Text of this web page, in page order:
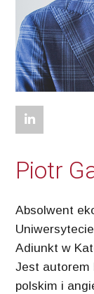
Piotr
Absolwent
Adiunkt w
Jest autorem
polskim i